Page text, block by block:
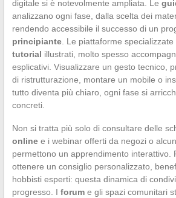
digitale si è notevolmente ampliata. Le
analizzano ogni fase, dalla scelta dei
rendendo accessibile il successo di un
principiante. Le piattaforme
tutorial illustrati, molto spesso
esplicativi. Visualizzare un gesto tecnico,
di ristrutturazione, montare un mobile o
tutto diventa più chiaro, ogni fase si
concreti.
Non si tratta più solo di consultare delle
onlinee i webinar offerti da negozi o
permettono un apprendimento interattivo.
ottenere un consiglio personalizzato,
hobbisti esperti: questa dinamica di
progresso. I forume gli spazi comunitari